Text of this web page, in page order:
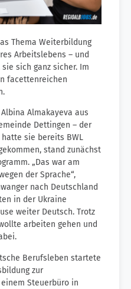
Thema Weiterbildung
Arbeitslebens – und
sich ganz sicher. Im
facettenreichen
Almakayeva aus
Dettingen – der
sie bereits BWL
stand zunächst
„Das war am
der Sprache“,
nach Deutschland
in der Ukraine
weiter Deutsch. Trotz
arbeiten gehen und
Berufsleben startete
zur
Steuerbüro in